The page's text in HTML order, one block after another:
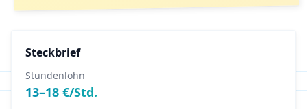
Steckbrief
Stundenlohn
13–18 €/Std.